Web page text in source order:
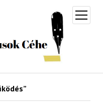
open
menu